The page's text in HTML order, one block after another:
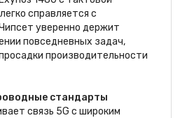
справляется с
уверенно держит
повседневных задач,
производительности
стандарты
связь 5G с широким